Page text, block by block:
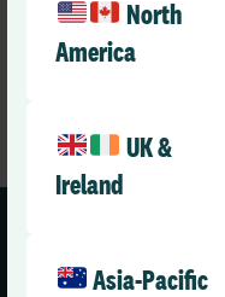
North
America
UK &
Ireland
Asia-Pacific